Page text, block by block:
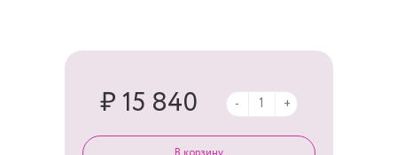
₽ 15 840 - +